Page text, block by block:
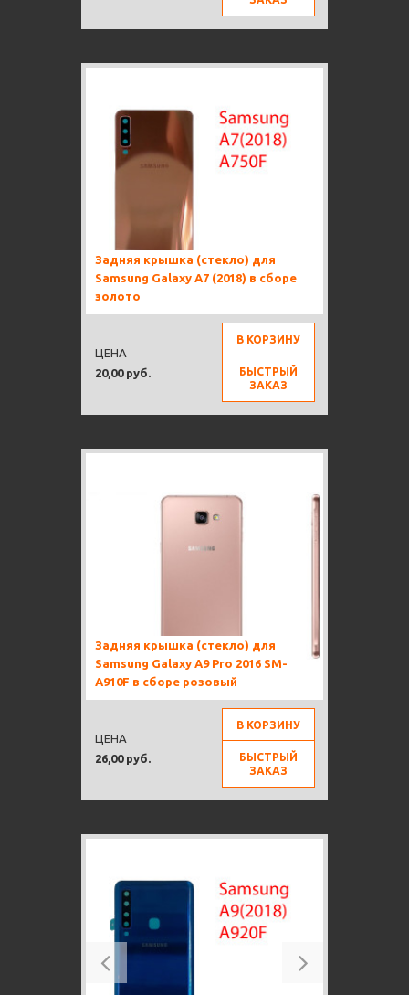
Задняя крышка (стекло) для
Samsung Galaxy A7 (2018) в сборе
золото
20,00 руб.
ЦЕНА
В КОРЗИНУ
БЫСТРЫЙ
ЗАКАЗ
Задняя крышка (стекло) для
Samsung Galaxy A9 Pro 2016 SM-
A910F в сборе розовый
26,00 руб.
ЦЕНА
В КОРЗИНУ
БЫСТРЫЙ
ЗАКАЗ
Previous